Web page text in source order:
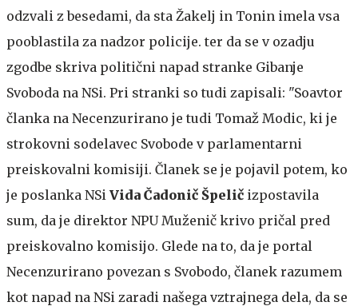
odzvali z besedami, da sta Žakelj in Tonin imela vsa
pooblastila za nadzor policije. ter da se v ozadju
zgodbe skriva politični napad stranke Gibanje
Svoboda na NSi. Pri stranki so tudi zapisali: "Soavtor
članka na Necenzurirano je tudi Tomaž Modic, ki je
strokovni sodelavec Svobode v parlamentarni
preiskovalni komisiji. Članek se je pojavil potem, ko
je poslanka NSi Vida Čadonič Špelič izpostavila
sum, da je direktor NPU Muženič krivo pričal pred
preiskovalno komisijo. Glede na to, da je portal
Necenzurirano povezan s Svobodo, članek razumem
kot napad na NSi zaradi našega vztrajnega dela, da se